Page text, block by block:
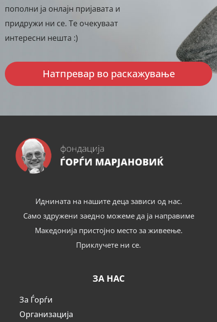
пополни ја онлајн пријавата и
придружи ни се. Те очекуваат
интересни нешта :)
Натпревар во раскажување
Иднината на нашите деца зависи од нас.
Само здружени заедно можеме да ја направиме
Македонија пристојно место за живеење.
Приклучете ни се.
ЗА НАС
За Ѓорѓи
Организација